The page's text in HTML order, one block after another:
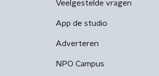
Veelgestelde vragen
App de studio
Adverteren
NPO Campus